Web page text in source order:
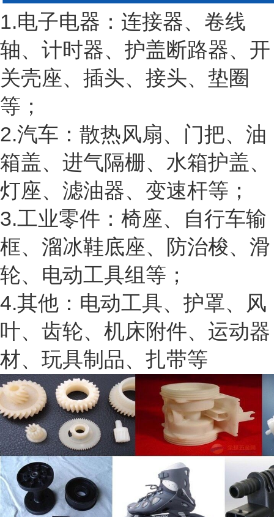
1.电子电器：连接器、卷线
轴、计时器、护盖断路器、开
关壳座、插头、接头、垫圈
等；
2.汽车：散热风扇、门把、油
箱盖、进气隔栅、水箱护盖、
灯座、滤油器、变速杆等；
3.工业零件：椅座、自行车输
框、溜冰鞋底座、防治梭、滑
轮、电动工具组等；
4.其他：电动工具、护罩、风
叶、齿轮、机床附件、运动器
材、玩具制品、扎带等